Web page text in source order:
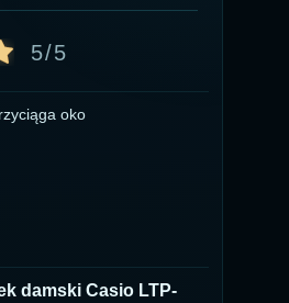
5/5
imponująco, pięknie
na prawdę na dużo
B1 Chronograph